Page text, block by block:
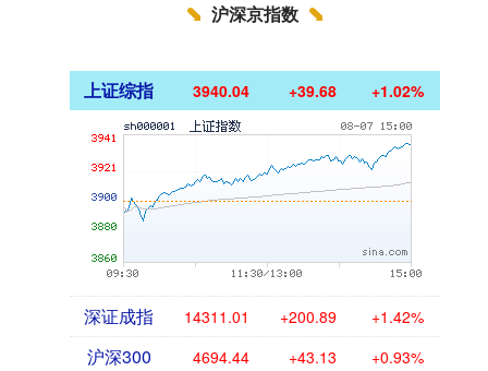
沪深京指数
上证综指 3940.04 +39.68 +1.02%
深证成指 14311.01 +200.89 +1.42%
沪深300 4694.44 +43.13 +0.93%